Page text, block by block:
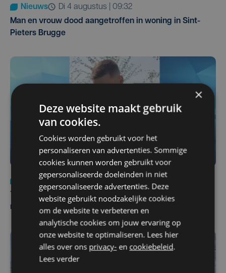
Nieuws
di 4 augustus | 09:32
Man en vrouw dood aangetroffen in woning in Sint-
Pieters Brugge
Nieuws
Yaro (19), slachtoffer van vechtpartij, is na
maandenlange coma overleden
×
Deze website maakt gebruik
van cookies.
Cookies worden gebruikt voor het
personaliseren van advertenties. Sommige
cookies kunnen worden gebruikt voor
gepersonaliseerde doeleinden in niet
gepersonaliseerde advertenties. Deze
website gebruikt noodzakelijke cookies
om de website te verbeteren en
analytische cookies om jouw ervaring op
onze website te optimaliseren. Lees hier
alles over ons privacy- en cookiebeleid.
Lees verder